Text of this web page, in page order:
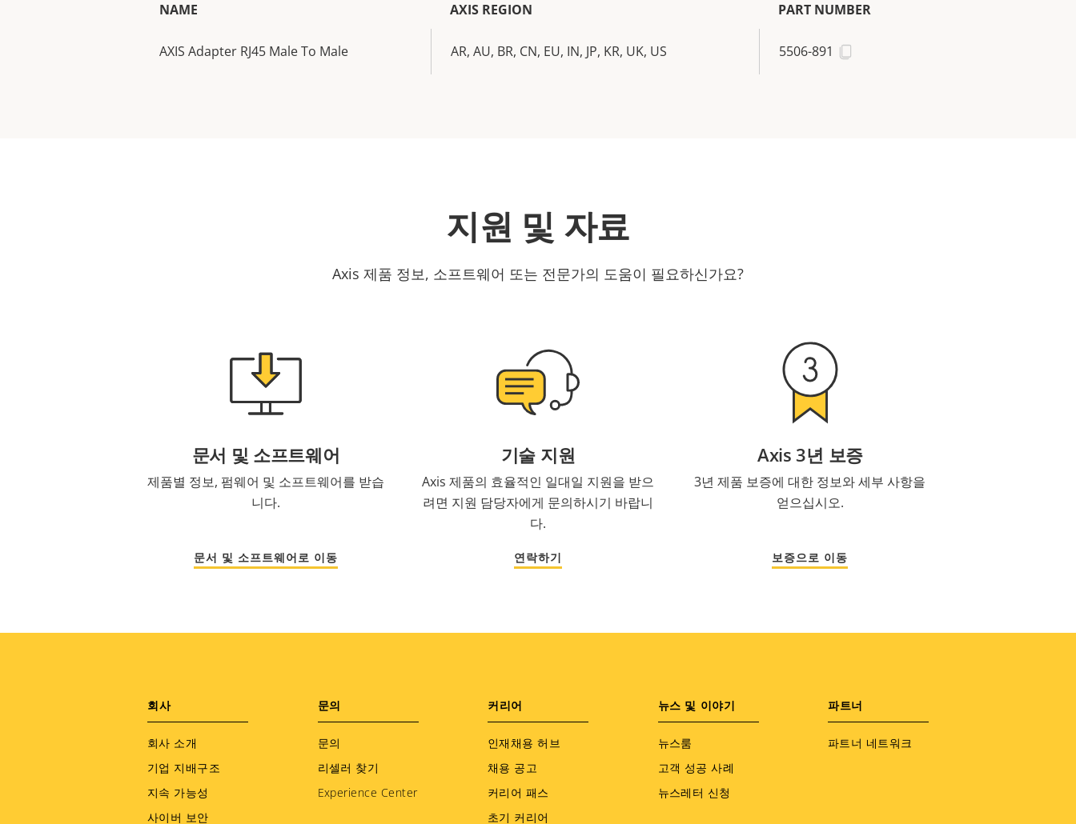
NAME AXIS REGION PART NUMBER
AXIS Adapter RJ45 Male To Male AR, AU, BR, CN, EU, IN, JP, KR, UK, US 5506-891
지원 및 자료
Axis 제품 정보, 소프트웨어 또는 전문가의 도움이 필요하신가요?
문서 및 소프트웨어
제품별 정보, 펌웨어 및 소프트웨어를 받습
니다.
문서 및 소프트웨어로 이동
기술 지원
Axis 제품의 효율적인 일대일 지원을 받으
려면 지원 담당자에게 문의하시기 바랍니
다.
연락하기
Axis 3년 보증
3년 제품 보증에 대한 정보와 세부 사항을
얻으십시오.
보증으로 이동
Footer
menu
회사
회사 소개
기업 지배구조
지속 가능성
사이버 보안
문의
문의
리셀러 찾기
Experience Center
커리어
인재채용 허브
채용 공고
커리어 패스
초기 커리어
뉴스 및 이야기
뉴스룸
고객 성공 사례
뉴스레터 신청
파트너
파트너 네트워크